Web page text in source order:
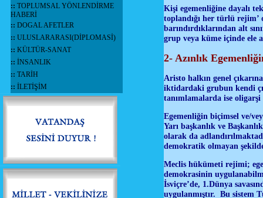
:: TOPLUMSAL YÖNLENDİRME
HABERİ
:: DOGAL AFETLER
:: ULUSLARARASI(DİPLOMASİ)
:: KÜLTÜR-SANAT
:: İNSANLIK
:: TARİH
:: İLETİŞİM
Kişi egemenliğine dayalı
toplandığı her türlü
barındırdıklarından alt
grup veya küme içinde
2- Azınlık
Aristo halkın genel
iktidardaki grubun kendi
tanımlamalarda ise
Egemenliğin biçimsel ve/
Yarı başkanlık ve
olarak da
demokratik olmayan
Meclis hükümeti rejimi;
demokrasinin
İsviçre’de, 1.Dünya
uygulanmıştır. Bu sistem